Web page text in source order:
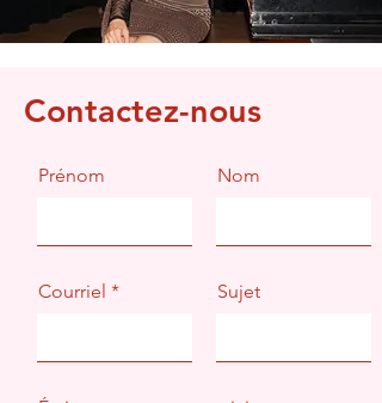
Contactez-nous
Prénom Nom
Courriel Sujet